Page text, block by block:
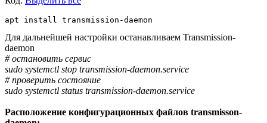
apt install transmission-daemon
Для дальнейшей настройки останавливаем Transmission-
daemon
# остановить сервис
sudo systemctl stop transmission-daemon.service
# проверить состояние
sudo systemctl status transmission-daemon.service
Расположение конфигурационных файлов transmisson-